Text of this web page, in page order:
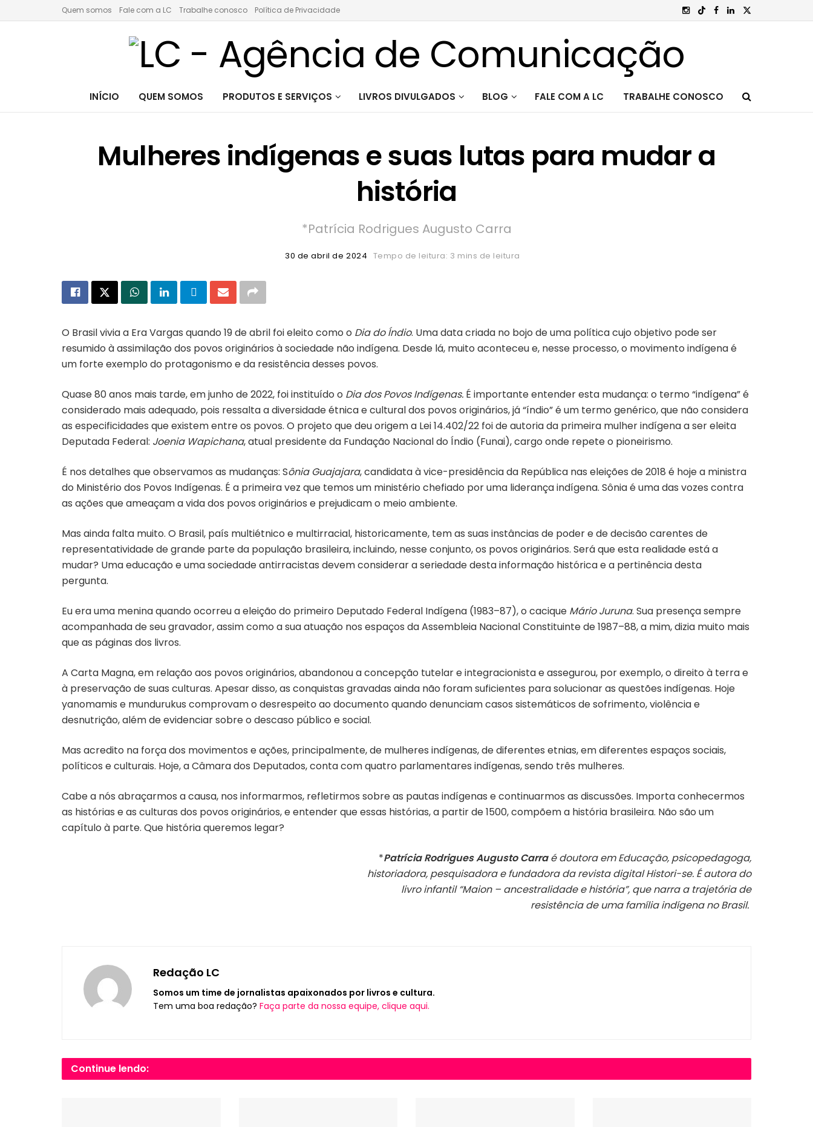
Quem somos Fale com a LC Trabalhe conosco Política de Privacidade
INÍCIO QUEM SOMOS PRODUTOS E SERVIÇOS LIVROS DIVULGADOS BLOG FALE COM A LC TRABALHE CONOSCO
Mulheres indígenas e suas lutas para mudar a
história
*Patrícia Rodrigues Augusto Carra
30 de abril de 2024 Tempo de leitura: 3 mins de leitura
O Brasil vivia a Era Vargas quando 19 de abril foi eleito como o Dia do Índio. Uma data criada no bojo de uma política cujo objetivo pode ser
resumido à assimilação dos povos originários à sociedade não indígena. Desde lá, muito aconteceu e, nesse processo, o movimento indígena é
um forte exemplo do protagonismo e da resistência desses povos.
Quase 80 anos mais tarde, em junho de 2022, foi instituído o Dia dos Povos Indígenas. É importante entender esta mudança: o termo “indígena” é
considerado mais adequado, pois ressalta a diversidade étnica e cultural dos povos originários, já “índio” é um termo genérico, que não considera
as especificidades que existem entre os povos. O projeto que deu origem a Lei 14.402/22 foi de autoria da primeira mulher indígena a ser eleita
Deputada Federal: Joenia Wapichana, atual presidente da Fundação Nacional do Índio (Funai), cargo onde repete o pioneirismo.
É nos detalhes que observamos as mudanças: Sônia Guajajara, candidata à vice-presidência da República nas eleições de 2018 é hoje a ministra
do Ministério dos Povos Indígenas. É a primeira vez que temos um ministério chefiado por uma liderança indígena. Sônia é uma das vozes contra
as ações que ameaçam a vida dos povos originários e prejudicam o meio ambiente.
Mas ainda falta muito. O Brasil, país multiétnico e multirracial, historicamente, tem as suas instâncias de poder e de decisão carentes de
representatividade de grande parte da população brasileira, incluindo, nesse conjunto, os povos originários. Será que esta realidade está a
mudar? Uma educação e uma sociedade antirracistas devem considerar a seriedade desta informação histórica e a pertinência desta
pergunta.
Eu era uma menina quando ocorreu a eleição do primeiro Deputado Federal Indígena (1983–87), o cacique Mário Juruna. Sua presença sempre
acompanhada de seu gravador, assim como a sua atuação nos espaços da Assembleia Nacional Constituinte de 1987–88, a mim, dizia muito mais
que as páginas dos livros.
A Carta Magna, em relação aos povos originários, abandonou a concepção tutelar e integracionista e assegurou, por exemplo, o direito à terra e
à preservação de suas culturas. Apesar disso, as conquistas gravadas ainda não foram suficientes para solucionar as questões indígenas. Hoje
yanomamis e mundurukus comprovam o desrespeito ao documento quando denunciam casos sistemáticos de sofrimento, violência e
desnutrição, além de evidenciar sobre o descaso público e social.
Mas acredito na força dos movimentos e ações, principalmente, de mulheres indígenas, de diferentes etnias, em diferentes espaços sociais,
políticos e culturais. Hoje, a Câmara dos Deputados, conta com quatro parlamentares indígenas, sendo três mulheres.
Cabe a nós abraçarmos a causa, nos informarmos, refletirmos sobre as pautas indígenas e continuarmos as discussões. Importa conhecermos
as histórias e as culturas dos povos originários, e entender que essas histórias, a partir de 1500, compõem a história brasileira. Não são um
capítulo à parte. Que história queremos legar?
*Patrícia Rodrigues Augusto Carraé doutora em Educação, psicopedagoga,
historiadora, pesquisadora e fundadora da revista digital Histori-se. É autora do
livro infantil “Maion – ancestralidade e história”, que narra a trajetória de
resistência de uma família indígena no Brasil.
Redação LC
Somos um time de jornalistas apaixonados por livros e cultura.
Tem uma boa redação? Faça parte da nossa equipe, clique aqui.
Continue lendo: